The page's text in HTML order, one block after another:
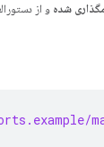
شده و از